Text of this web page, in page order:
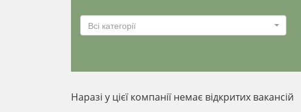
Всі категорії
Наразі у цієї компанії немає відкритих вакансій